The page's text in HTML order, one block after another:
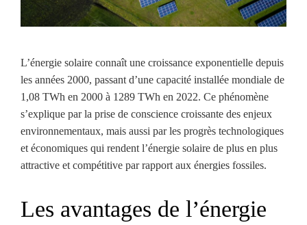
L’énergie solaire connaît une croissance exponentielle depuis
les années 2000, passant d’une capacité installée mondiale de
1,08 TWh en 2000 à 1289 TWh en 2022. Ce phénomène
s’explique par la prise de conscience croissante des enjeux
environnementaux, mais aussi par les progrès technologiques
et économiques qui rendent l’énergie solaire de plus en plus
attractive et compétitive par rapport aux énergies fossiles.
Les avantages de l’énergie